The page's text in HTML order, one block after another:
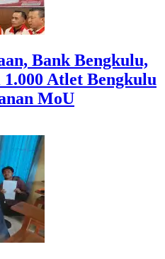
Bank Bengkulu,
Atlet Bengkulu
MoU